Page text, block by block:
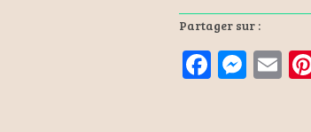
Partager sur :
F M E